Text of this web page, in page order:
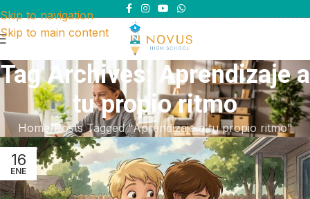
Skip to navigation
Skip to main content
Tag Archives: Aprendizaje a
tu propio ritmo
Home Posts Tagged "Aprendizaje a tu propio ritmo"
16
ENE